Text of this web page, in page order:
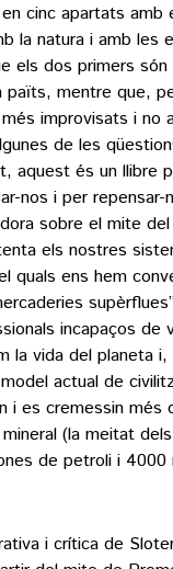
cinc apartats
la natura i amb les
els dos primers
païts, mentre que,
improvisats i no
de les
aquest és un llibre
nos i per
sobre el mite
els nostres
quals ens hem
incapaços de
la vida del planeta
actual de
i es cremessin més
(la meitat
de petroli i 4000
i crítica de